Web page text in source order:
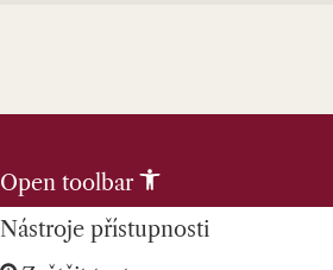
Open toolbar
Nástroje přístupnosti